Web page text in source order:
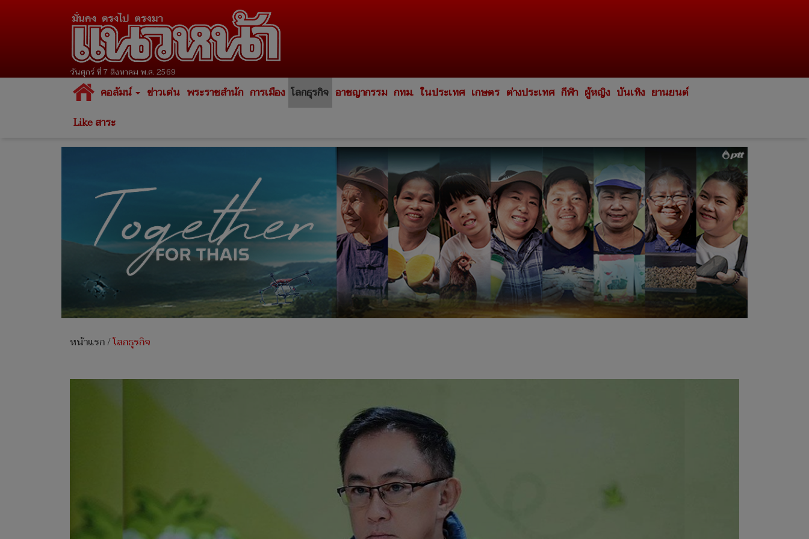
วันศุกร์ ที่ 7 สิงหาคม พ.ศ. 2569
คอลัมน์ ข่าวเด่น พระราชสำนัก การเมือง โลกธุรกิจ อาชญากรรม กทม. ในประเทศ เกษตร ต่างประเทศ กีฬา ผู้หญิง บันเทิง ยานยนต์
Like สาระ
หน้าแรก/โลกธุรกิจ